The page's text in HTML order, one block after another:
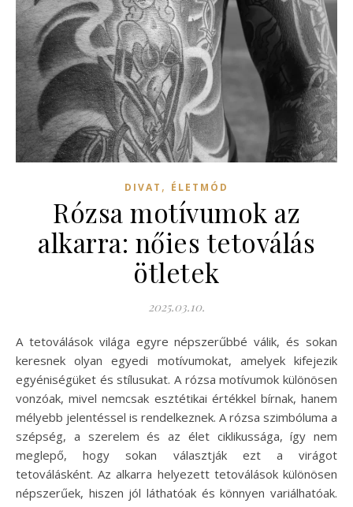
DIVAT , ÉLETMÓD
Rózsa motívumok az
alkarra: nőies tetoválás
ötletek
2025.03.10.
A tetoválások világa egyre népszerűbbé válik, és sokan
keresnek olyan egyedi motívumokat, amelyek kifejezik
egyéniségüket és stílusukat. A rózsa motívumok különösen
vonzóak, mivel nemcsak esztétikai értékkel bírnak, hanem
mélyebb jelentéssel is rendelkeznek. A rózsa szimbóluma a
szépség, a szerelem és az élet ciklikussága, így nem
meglepő, hogy sokan választják ezt a virágot
tetoválásként. Az alkarra helyezett tetoválások különösen
népszerűek, hiszen jól láthatóak és könnyen variálhatóak.